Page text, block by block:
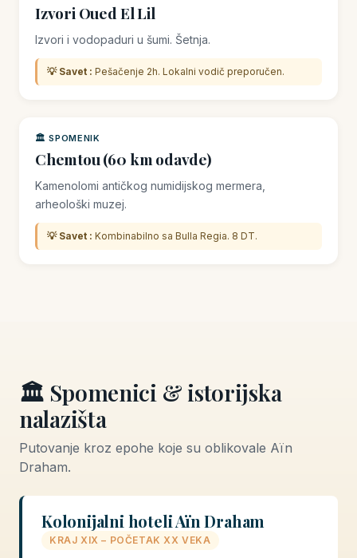
Izvori Oued El Lil
Izvori i vodopaduri u šumi. Šetnja.
💡 Savet : Pešačenje 2h. Lokalni vodič preporučen.
🏛️ SPOMENIK
Chemtou (60 km odavde)
Kamenolomi antičkog numidijskog mermera,
arheološki muzej.
💡 Savet : Kombinabilno sa Bulla Regia. 8 DT.
🏛️ Spomenici & istorijska
nalazišta
Putovanje kroz epohe koje su oblikovale Aïn
Draham.
Kolonijalni hoteli Aïn Draham
KRAJ XIX – POČETAK XX VEKA